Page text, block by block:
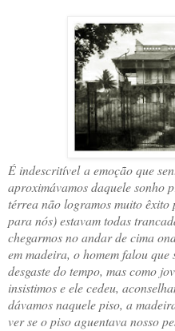
É indescritível a emoção que
aproximávamos daquele sonho
térrea não logramos muito êxito
para nós) estavam todas
chegarmos no andar de cima
em madeira, o homem falou
desgaste do tempo, mas como
insistimos e ele cedeu,
dávamos naquele piso, a
ver se o piso aguentava nosso